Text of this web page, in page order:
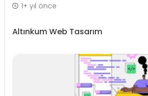
1+ yıl önce
Altınkum Web Tasarım